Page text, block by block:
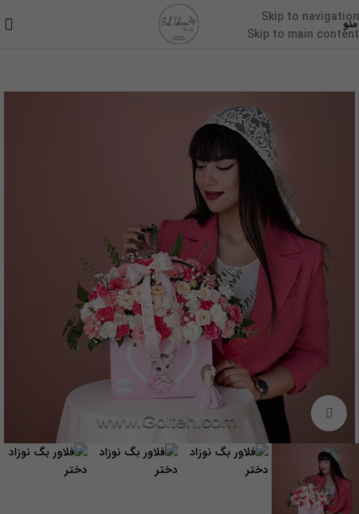
Skip to navigation
Skip to main content
منو
خانه/ گل نوزاد
برای بزرگنمایی کلیک کنید